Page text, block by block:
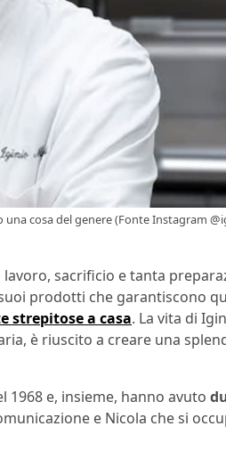
cosa del genere (Fonte Instagram
sacrificio e tanta
prodotti che garantiscono
strepitose a casa. La vita di
è riuscito a creare una
1968 e, insieme, hanno avuto
e Nicola che si